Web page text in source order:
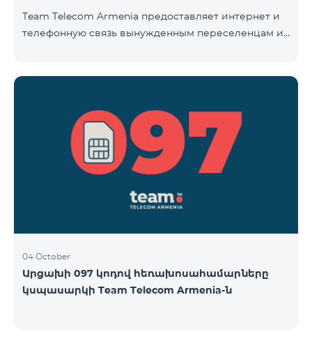
Team Telecom Armenia предоставляет интернет и
телефонную связь вынужденным переселенцам из
самым соглашаясь с его условиями,
размещенными на сайте www.telecomarmenia.am и
публичной офертой. Абоненты телефонных
номеров с префиксом 097, будут обслуживаться по
04 October
Արցախի 097 կոդով հեռախոսահամարները
կսպասարկի Team Telecom Armenia-ն